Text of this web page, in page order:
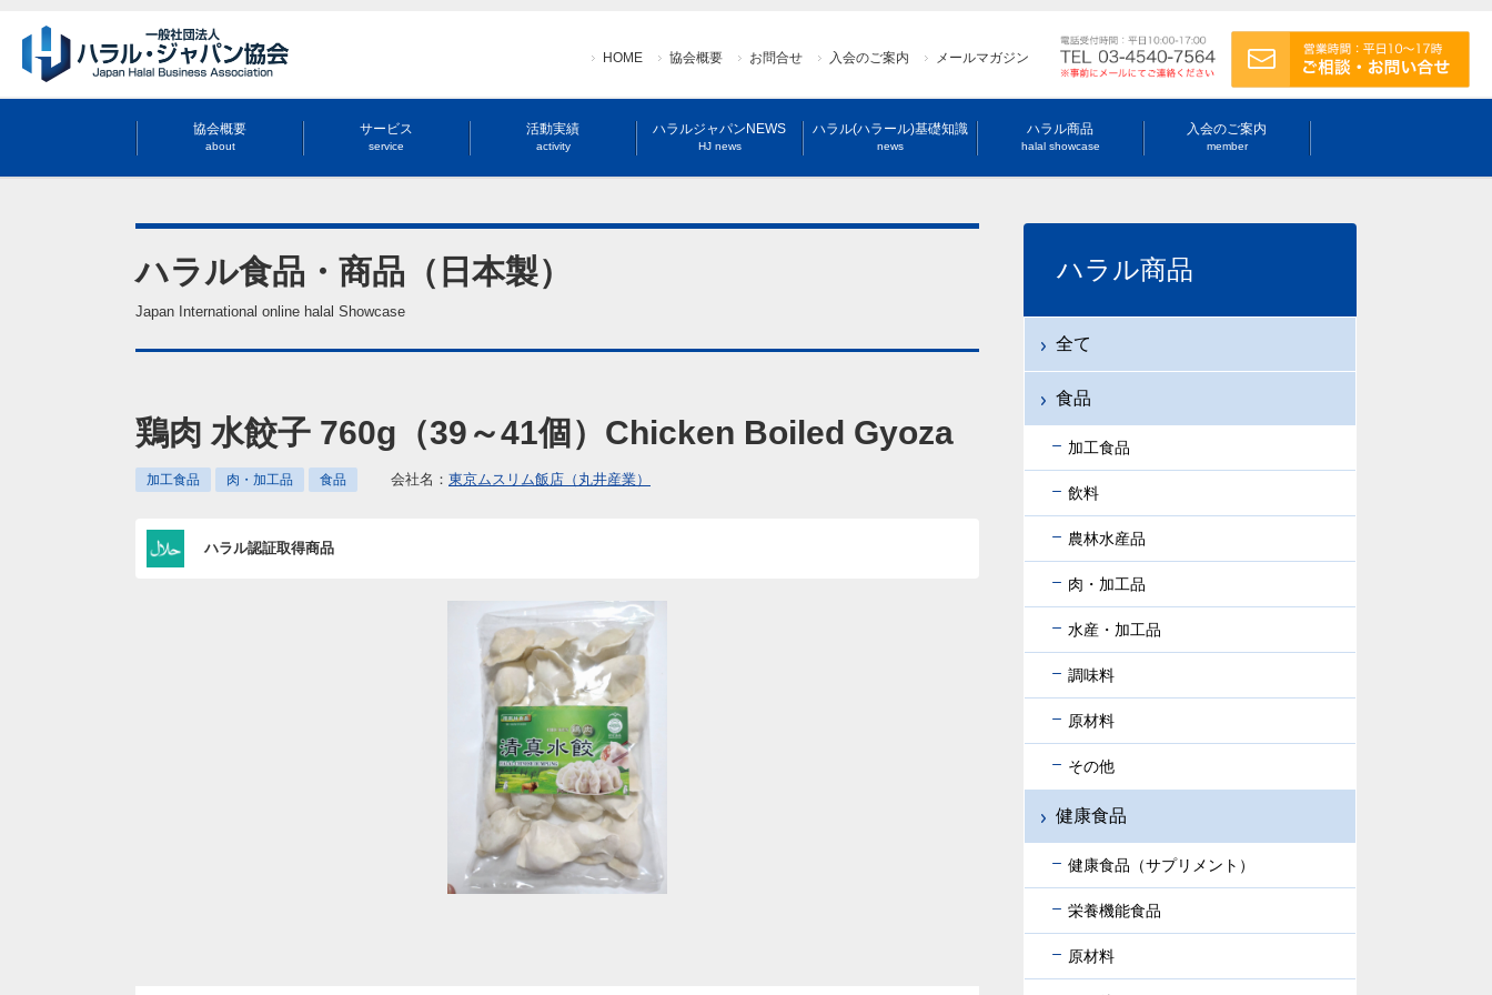
HOME 協会概要 お問合せ 入会のご案内 メールマガジン
協会概要
about
サービス
service
活動実績
activity
ハラルジャパンNEWS
HJ news
ハラル(ハラール)基礎知識
news
ハラル商品
halal showcase
入会のご案内
member
ハラル食品・商品（日本製）
Japan International online halal Showcase
鶏肉 水餃子 760g（39～41個）Chicken Boiled Gyoza
加工食品 肉・加工品 食品 会社名： 東京ムスリム飯店（丸井産業）
ハラル認証取得商品
ハラル商品
全て
食品
加工食品
飲料
農林水産品
肉・加工品
水産・加工品
調味料
原材料
その他
健康食品
健康食品（サプリメント）
栄養機能食品
原材料